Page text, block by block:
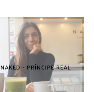
NAKED - PRÍNCIPE REAL